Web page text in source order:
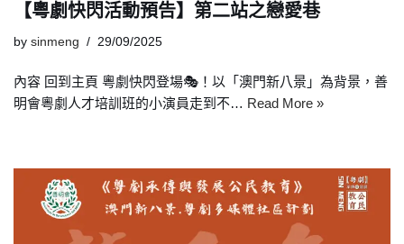
【粵劇快閃活動預告】第二站之戀愛巷
by sinmeng 29/09/2025
內容 回到主頁 粵劇快閃登場🎭！以「澳門新八景」為背景，善
明會粵劇人才培訓班的小演員走到不… Read More »